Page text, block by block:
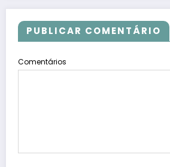
PUBLICAR COMENTÁRIO
Comentários